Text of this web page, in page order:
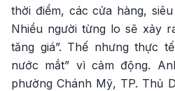
thời điểm, các cửa hàng,
Nhiều người từng lo sẽ xảy
tăng giá”. Thế nhưng thực
nước mắt” vì cảm động.
phường Chánh Mỹ, TP. Thủ